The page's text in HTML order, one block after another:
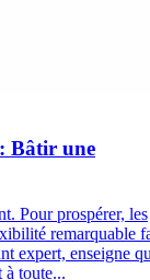
Bâtir une
Pour prospérer, les
remarquable
expert, enseigne
à toute...